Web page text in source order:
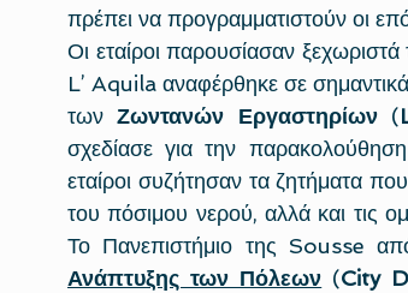
πρέπει να προγραμματιστούν οι
Οι εταίροι παρουσίασαν
L’ Aquila αναφέρθηκε σε
των Ζωντανών Εργαστηρίων (
σχεδίασε για την
εταίροι συζήτησαν τα ζητήματα
του πόσιμου νερού, αλλά και τις
Το Πανεπιστήμιο της Sousse
Ανάπτυξης των Πόλεων (City